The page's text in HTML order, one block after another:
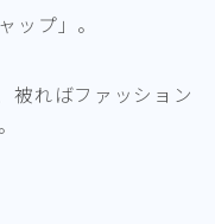
ップ」。
被ればファッション